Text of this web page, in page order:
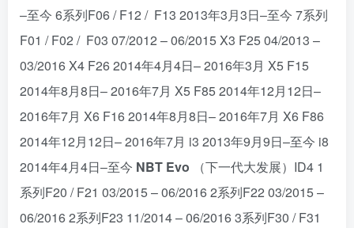
–至今 6系列F06 / F12 / F13 2013年3月3日–至今 7系列
F01 / F02 / F03 07/2012 – 06/2015 X3 F25 04/2013 –
03/2016 X4 F26 2014年4月4日– 2016年3月 X5 F15
2014年8月8日– 2016年7月 X5 F85 2014年12月12日–
2016年7月 X6 F16 2014年8月8日– 2016年7月 X6 F86
2014年12月12日– 2016年7月 i3 2013年9月9日–至今 i8
2014年4月4日–至今 NBT Evo
（下一代大发展）ID4 1
系列F20 / F21 03/2015 – 06/2016 2系列F22 03/2015 –
06/2016 2系列F23 11/2014 – 06/2016 3系列F30 / F31